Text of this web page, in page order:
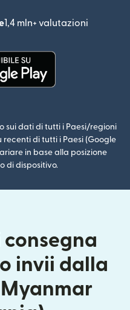
1,4 mln+ valutazioni
sui dati di tutti i Paesi/regioni
di tutti i Paesi (Google
in base alla posizione
di dispositivo.
invii dalla